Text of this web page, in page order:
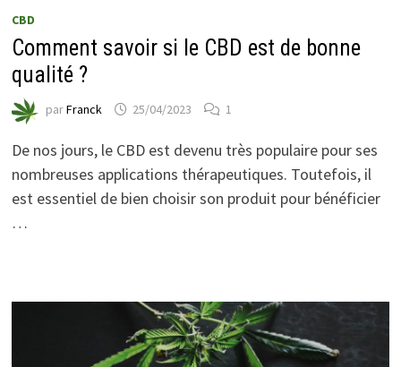
CBD
Comment savoir si le CBD est de bonne
qualité ?
parFranck 25/04/2023 1
De nos jours, le CBD est devenu très populaire pour ses
nombreuses applications thérapeutiques. Toutefois, il
est essentiel de bien choisir son produit pour bénéficier
…